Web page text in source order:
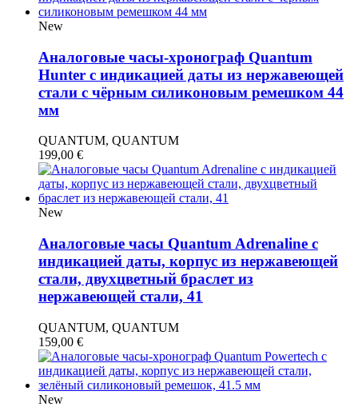
New
Аналоговые часы-хронограф Quantum
Hunter с индикацией даты из нержавеющей
стали с чёрным силиконовым ремешком 44
мм
QUANTUM, QUANTUM
199,00 €
New
Аналоговые часы Quantum Adrenaline с
индикацией даты, корпус из нержавеющей
стали, двухцветный браслет из
нержавеющей стали, 41
QUANTUM, QUANTUM
159,00 €
New